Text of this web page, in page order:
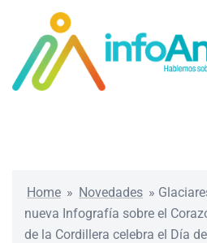
contenido
Home » Novedades »
nueva Infografía sobre el
de la Cordillera celebra el Día